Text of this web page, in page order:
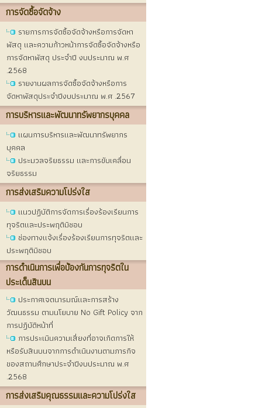
การจัดซื้อจัดจ้าง
รายการการจัดซื้อจัดจ้างหรือการจัดหา
พัสดุ และความก้าวหน้าการจัดซื้อจัดจ้างหรือ
การจัดหาพัสดุ ประจำปี งบประมาณ พ.ศ
.2568
รายงานผลการจัดซื้อจัดจ้างหรือการ
จัดหาพัสดุประจำปีงบประมาณ พ.ศ .2567
การบริหารและพัฒนาทรัพยากรบุคคล
แผนการบริหารและพัฒนาทรัพยากร
บุคคล
ประมวลจริยธรรม และการขับเคลื่อน
จริยธรรม
การส่งเสริมความโปร่งใส
แนวปฏิบัติการจัดการเรื่องร้องเรียนการ
ทุจริตและประพฤติมิชอบ
ช่องทางแจ้งเรื่องร้องเรียนการทุจริตและ
ประพฤติมิชอบ
การดําเนินการเพื่อป้องกันการทุจริตใน
ประเด็นสินบน
ประกาศเจตนารมณ์และการสร้าง
วัฒนธรรม ตามนโยบาย No Gift Policy จาก
การปฏิบัติหน้าที่
การประเมินความเสี่ยงที่อาจเกิดการให้
หรือรับสินบนจากการดำเนินงานตามภารกิจ
ของสถานศึกษาประจำปีงบประมาณ พ.ศ
.2568
การส่งเสริมคุณธรรมและความโปร่งใส